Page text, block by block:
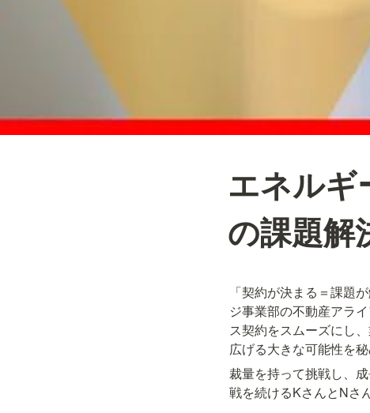
エネルギ
の課題解
「契約が決まる＝課題
ジ事業部の不動産アラ
ス契約をスムーズにし
広げる大きな可能性を秘
裁量を持って挑戦し、
戦を続けるKさんとNさ